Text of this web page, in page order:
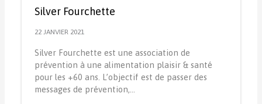
Silver Fourchette
22 JANVIER 2021
Silver Fourchette est une association de
prévention à une alimentation plaisir & santé
pour les +60 ans. L’objectif est de passer des
messages de prévention,…